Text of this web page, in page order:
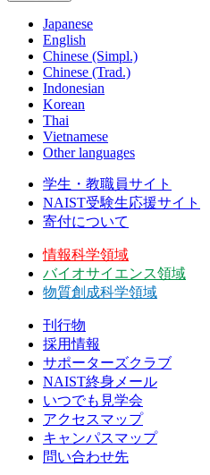
Japanese
English
Chinese (Simpl.)
Chinese (Trad.)
Indonesian
Korean
Thai
Vietnamese
Other languages
学生・教職員サイト
NAIST受験生応援サイト
寄付について
情報科学領域
バイオサイエンス領域
物質創成科学領域
刊行物
採用情報
サポーターズクラブ
NAIST終身メール
いつでも見学会
アクセスマップ
キャンパスマップ
問い合わせ先